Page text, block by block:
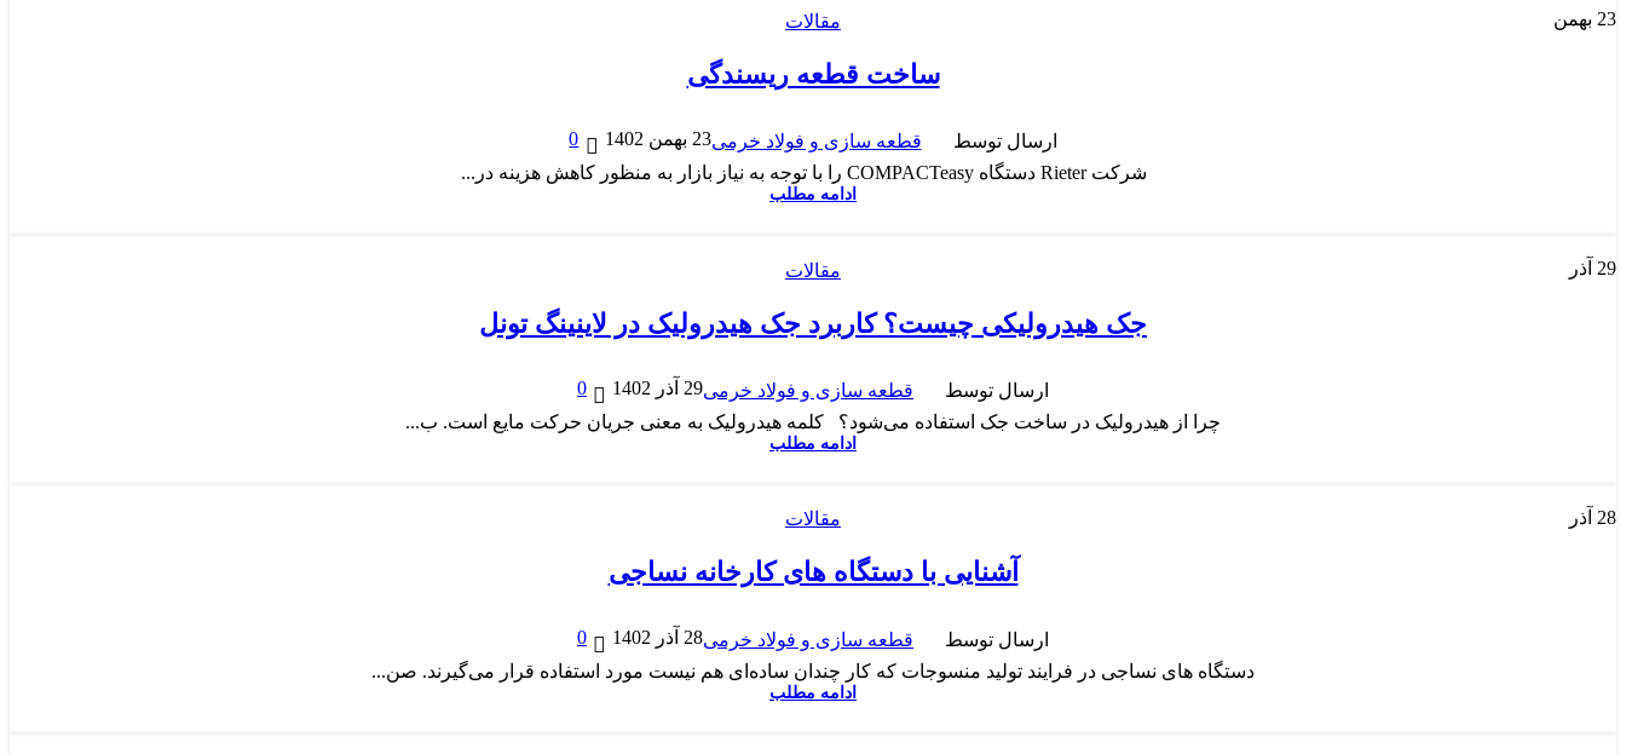
23 بهمن مقالات
ساخت قطعه ریسندگی
ارسال توسط قطعه سازی و فولاد خرمی23 بهمن 1402
0
شرکت Rieter دستگاه COMPACTeasy را با توجه به نیاز بازار به منظور کاهش هزینه در...
ادامه مطلب
29 آذر مقالات
جک هیدرولیکی چیست؟ کاربرد جک هیدرولیک در لاینینگ تونل
ارسال توسط قطعه سازی و فولاد خرمی29 آذر 1402
0
چرا از هیدرولیک در ساخت جک استفاده می‌شود؟ کلمه هیدرولیک به معنی جریان حرکت مایع است. ب...
ادامه مطلب
28 آذر مقالات
آشنایی با دستگاه های کارخانه نساجی
ارسال توسط قطعه سازی و فولاد خرمی28 آذر 1402
0
دستگاه های نساجی در فرایند تولید منسوجات که کار چندان ساده‌ای هم نیست مورد استفاده قرار می‌گیرند. صن...
ادامه مطلب